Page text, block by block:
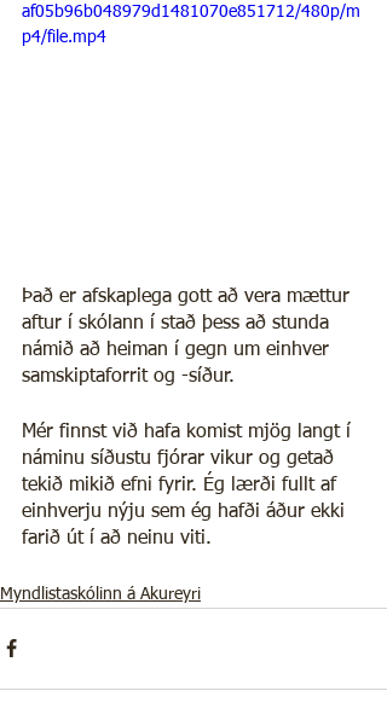
af05b96b048979d1481070e851712/480p/m
p4/file.mp4
Það er afskaplega gott að vera mættur
aftur í skólann í stað þess að stunda
námið að heiman í gegn um einhver
samskiptaforrit og -síður.
Mér finnst við hafa komist mjög langt í
náminu síðustu fjórar vikur og getað
tekið mikið efni fyrir. Ég lærði fullt af
einhverju nýju sem ég hafði áður ekki
farið út í að neinu viti.
Myndlistaskólinn á Akureyri